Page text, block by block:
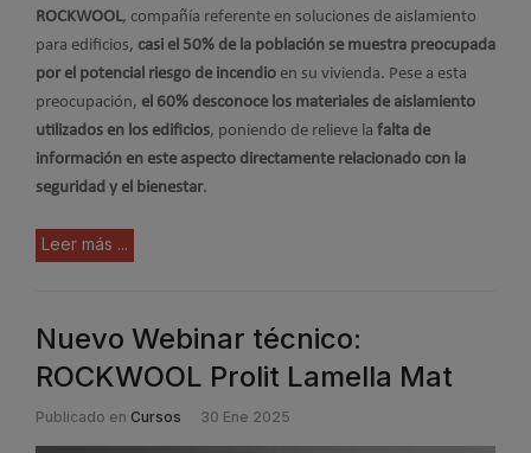
ROCKWOOL, compañía referente en soluciones de aislamiento
para edificios, casi el 50% de la población se muestra preocupada
por el potencial riesgo de incendio en su vivienda. Pese a esta
preocupación, el 60% desconoce los materiales de aislamiento
utilizados en los edificios, poniendo de relieve la falta de
información en este aspecto directamente relacionado con la
seguridad y el bienestar.
Leer más ...
Nuevo Webinar técnico:
ROCKWOOL Prolit Lamella Mat
Publicado en Cursos 30 Ene 2025